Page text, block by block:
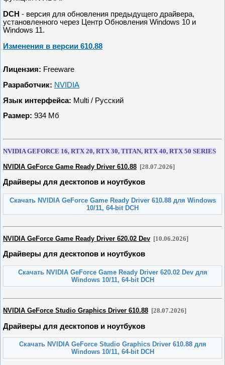
DCH - версия для обновления предыдущего драйвера,
установленного через Центр Обновления Windows 10 и
Windows 11.
Изменения в версии 610.88
Лицензия: Freeware
Разработчик: NVIDIA
Язык интерфейса: Multi / Русский
Размер: 934 Мб
NVIDIA GEFORCE 16, RTX 20, RTX 30, TITAN, RTX 40, RTX 50 SERIES
NVIDIA GeForce Game Ready Driver 610.88 [28.07.2026]
Драйверы для десктопов и ноутбуков
Скачать NVIDIA GeForce Game Ready Driver 610.88 для Windows
10/11, 64-bit DCH
NVIDIA GeForce Game Ready Driver 620.02 Dev [10.06.2026]
Драйверы для десктопов и ноутбуков
Скачать NVIDIA GeForce Game Ready Driver 620.02 Dev для
Windows 10/11, 64-bit DCH
NVIDIA GeForce Studio Graphics Driver 610.88 [28.07.2026]
Драйверы для десктопов и ноутбуков
Скачать NVIDIA GeForce Studio Graphics Driver 610.88 для
Windows 10/11, 64-bit DCH